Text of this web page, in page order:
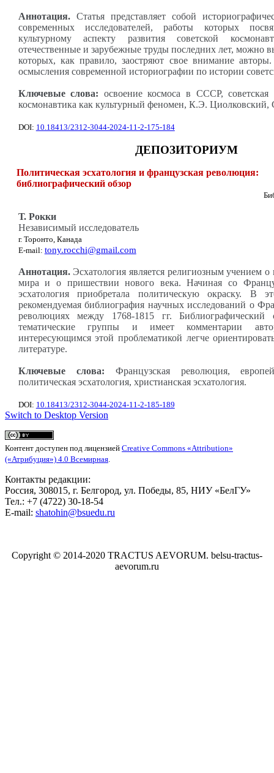
Аннотация.Статья представляет собой
современных исследователей, работы которых
культурному аспекту развития советской
отечественные и зарубежные труды последних лет, можно
которых, как правило, заостряют свое внимание
осмысления современной историографии по истории
Ключевые слова: освоение космоса в СССР, советская
космонавтика как культурный феномен, К.Э.
DOI: 10.18413/2312-3044-2024-11-2-175-184
ДЕПОЗИТОРИУМ
Политическая эсхатология и французская революция:
библиографический обзор
Т. Рокки
Независимый исследователь
г. Торонто, Канада
E-mail: tony.rocchi@gmail.com
Аннотация.Эсхатология является религиозным учением о
мира и о пришествии нового века. Начиная со
эсхатология приобретала политическую окраску. В
рекомендуемая библиография научных исследований о
революциях между 1768-1815 гг. Библиографический
тематические группы и имеет комментарии
интересующимся этой проблематикой легче
литературе.
Ключевые слова: Французская революция,
политическая эсхатология, христианская эсхатология.
DOI: 10.18413/2312-3044-2024-11-2-185-189
Switch to Desktop Version
Контент доступен под лицензией Creative Commons «Attribution»
(«Атрибуция») 4.0 Всемирная
Контакты редакции:
Россия, 308015, г. Белгород, ул. Победы, 85, НИУ «БелГУ»
Тел.: +7 (4722) 30-18-54
E-mail: shatohin@bsuedu.ru
Copyright © 2014-2020 TRACTUS AEVORUM. belsu-tractus-
aevorum.ru